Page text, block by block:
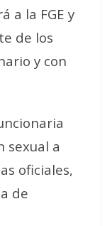
a la FGE y
de los
y con
sexual a
oficiales,
de